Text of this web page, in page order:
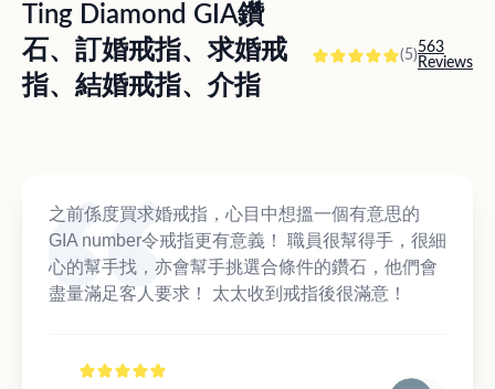
Ting Diamond GIA鑽
石、訂婚戒指、求婚戒
指、結婚戒指、介指
(5)563
Reviews
之前係度買求婚戒指，心目中想搵一個有意思的
GIA number令戒指更有意義！ 職員很幫得手，很細
心的幫手找，亦會幫手挑選合條件的鑽石，他們會
盡量滿足客人要求！ 太太收到戒指後很滿意！